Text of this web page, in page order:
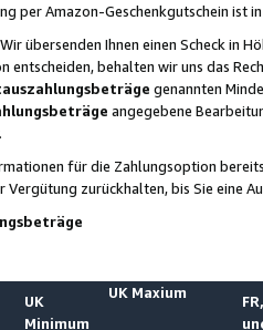
per Amazon-Geschenkgutschein ist
Wir übersenden Ihnen einen Scheck in
entscheiden, behalten wir uns das
genannten
angegebene
für die Zahlungsoption
Vergütung zurückhalten, bis Sie
UK
Minimum
UK Maxium